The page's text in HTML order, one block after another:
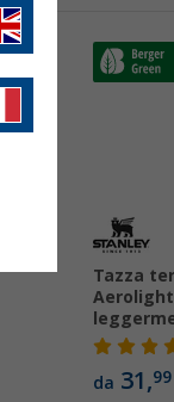
Tazza
da 31,99